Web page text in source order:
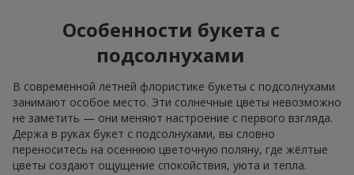
Особенности букета с
подсолнухами
В современной летней флористике букеты с подсолнухами
занимают особое место. Эти солнечные цветы невозможно
не заметить — они меняют настроение с первого взгляда.
Держа в руках букет с подсолнухами, вы словно
переноситесь на осеннюю цветочную поляну, где жёлтые
цветы создают ощущение спокойствия, уюта и тепла.